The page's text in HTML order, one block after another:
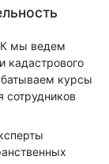
мы ведем
кадастрового
курсы
сотрудников